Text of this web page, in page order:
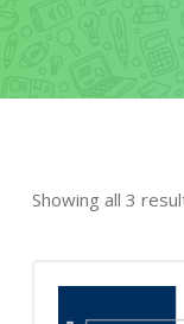
Showing all 3